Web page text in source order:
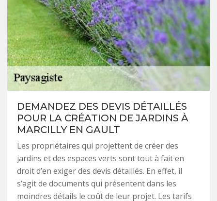
DEMANDEZ DES DEVIS DÉTAILLÉS
POUR LA CRÉATION DE JARDINS À
MARCILLY EN GAULT
Les propriétaires qui projettent de créer des
jardins et des espaces verts sont tout à fait en
droit d’en exiger des devis détaillés. En effet, il
s’agit de documents qui présentent dans les
moindres détails le coût de leur projet. Les tarifs